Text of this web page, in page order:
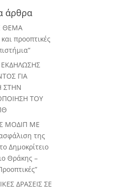
άρθρα
ΘΕΜΑ
προοπτικές
ΓΙΑ
ΣΤΗΝ
ΤΟΥ
ΜΟΔΙΠ ΜΕ
της
Δημοκρίτειο
Θράκης –
ΔΡΑΣΕΙΣ ΣΕ